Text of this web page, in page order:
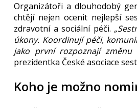
Organizátoři a dlouhodobý
chtějí nejen ocenit nejlepší
zdravotní a sociální péči.
úkony. Koordinují péči,
jako první rozpoznají změnu
prezidentka České asociace
Koho je možno